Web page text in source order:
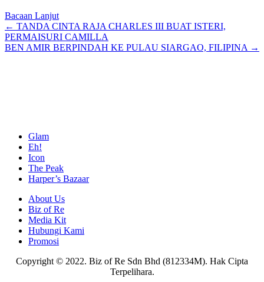
Bacaan Lanjut
Posts
navigation
← TANDA CINTA RAJA CHARLES III BUAT ISTERI,
PERMAISURI CAMILLA
BEN AMIR BERPINDAH KE PULAU SIARGAO, FILIPINA →
Glam
Eh!
Icon
The Peak
Harper’s Bazaar
About Us
Biz of Re
Media Kit
Hubungi Kami
Promosi
Copyright © 2022. Biz of Re Sdn Bhd (812334M). Hak Cipta
Terpelihara.